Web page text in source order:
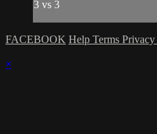
3 vs 3
FACEBOOK Help Terms Privacy
×